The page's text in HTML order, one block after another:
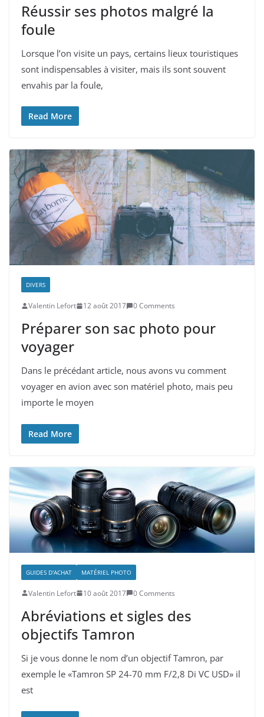
Réussir ses photos malgré la
foule
Lorsque l’on visite un pays, certains lieux touristiques
sont indispensables à visiter, mais ils sont souvent
envahis par la foule,
Read More
DIVERS
Valentin Lefort 12 août 2017 0 Comments
Préparer son sac photo pour
voyager
Dans le précédant article, nous avons vu comment
voyager en avion avec son matériel photo, mais peu
importe le moyen
Read More
GUIDES D'ACHAT MATÉRIEL PHOTO
Valentin Lefort 10 août 2017 0 Comments
Abréviations et sigles des
objectifs Tamron
Si je vous donne le nom d’un objectif Tamron, par
exemple le «Tamron SP 24-70 mm F/2,8 Di VC USD» il
est